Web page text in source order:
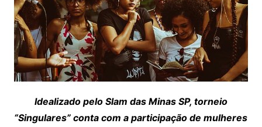
Idealizado pelo Slam das Minas SP, torneio
“Singulares” conta com a participação de mulheres